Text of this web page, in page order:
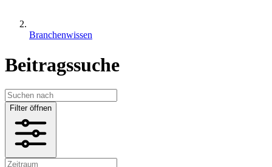
Branchenwissen
Beitragssuche
Filter öffnen